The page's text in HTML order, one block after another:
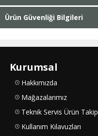
Ürün Güvenliği Bilgileri
Kurumsal
Hakkımızda
Mağazalarımız
Teknik Servis Ürün Takip
Kullanım Kılavuzları